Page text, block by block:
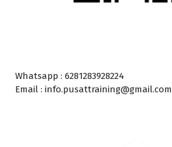
Whatsapp : 6281283928224
Email : info.pusattraining@gmail.com